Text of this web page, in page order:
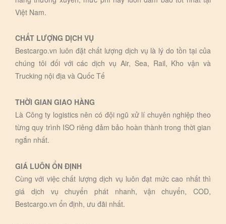
Việt Nam.
CHẤT LƯỢNG DỊCH VỤ
Bestcargo.vn luôn đặt chất lượng dịch vụ là lý do tồn tại của
chúng tôi đối với các dịch vụ Air, Sea, Rail, Kho vận và
Trucking nội địa và Quốc Tế
THỜI GIAN GIAO HÀNG
Là Công ty logistics nên có đội ngũ xử lí chuyên nghiệp theo
từng quy trình ISO riêng đảm bảo hoàn thành trong thời gian
ngắn nhất.
GIÁ LUÔN ỔN ĐỊNH
Cùng với việc chất lượng dịch vụ luôn đạt mức cao nhất thì
giá dịch vụ chuyển phát nhanh, vận chuyển, COD,
Bestcargo.vn ổn định, ưu đãi nhất.